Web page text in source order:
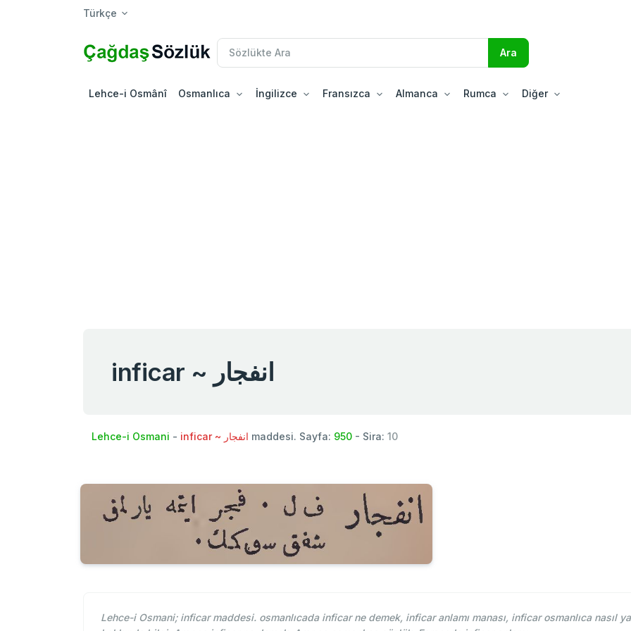
Türkçe
Lehce-i Osmânî Osmanlıca İngilizce Fransızca Almanca Rumca Diğer
inficar ~ انفجار
Lehce-i Osmani - inficar ~ انفجار maddesi. Sayfa: 950 - Sira: 10
Lehce-i Osmani; inficar maddesi. osmanlıcada inficar ne demek, inficar anlamı manası, inficar osmanlıca nasıl